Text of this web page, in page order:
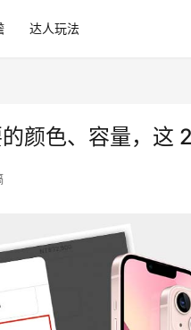
达人玩法
颜色、容量，这